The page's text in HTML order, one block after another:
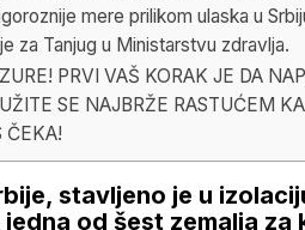
mere prilikom ulaska u
za Tanjug u Ministarstvu zdravlja.
PRVI VAŠ KORAK JE DA
SE NAJBRŽE RASTUĆEM
ČEKA!
stavljeno je u
od šest zemalja za